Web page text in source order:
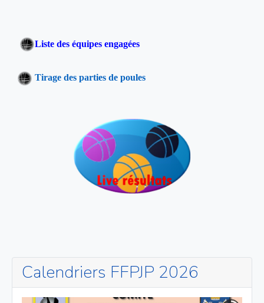
Liste des équipes engagées
Tirage des parties de poules
Calendriers FFPJP 2026